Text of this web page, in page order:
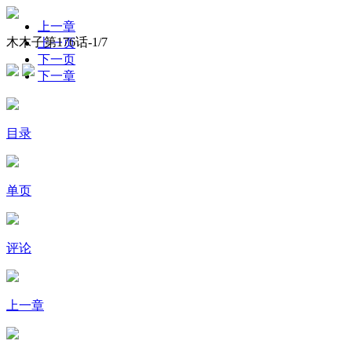
木木子第176话-1/7
上一章
上一页
下一页
下一章
目录
单页
评论
上一章